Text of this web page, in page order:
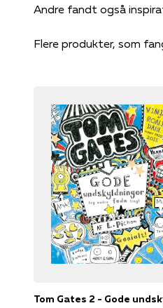
Flere produkter, som